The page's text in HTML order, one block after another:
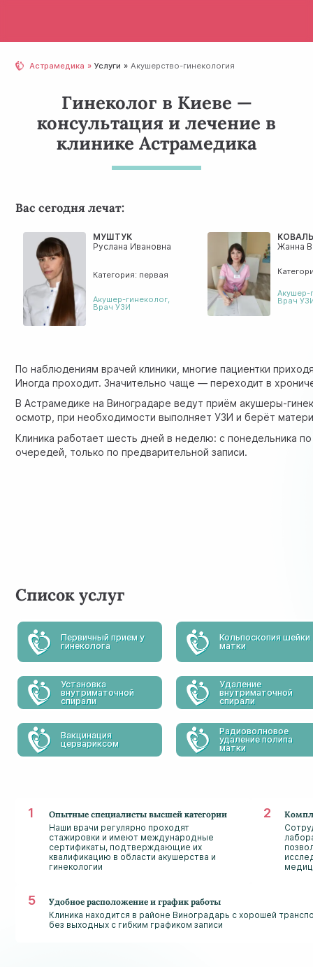
Астрамедика Услуги Акушерство-гинекология
Гинеколог в Киеве —
консультация и лечение в
клинике Астрамедика
Вас сегодня лечат:
МУШТУК
Руслана Ивановна
Категория: первая
Акушер-гинеколог,
Врач УЗИ
Жанна
Акушер-
Врач
По наблюдениям врачей клиники, многие пациентки
Иногда проходит. Значительно чаще — переходит в
В Астрамедике на Виноградаре ведут приём акушеры-
осмотр, при необходимости выполняет УЗИ и берёт
Клиника работает шесть дней в неделю: с понедельника
очередей, только по предварительной записи.
Список услуг
Первичный прием у
гинеколога
Кольпоскопия шейки
матки
Установка
внутриматочной
спирали
Удаление
внутриматочной
спирали
Вакцинация
цервариксом
Радиоволновое
удаление полипа
матки
Опытные специалисты высшей категории
Наши врачи регулярно проходят
стажировки и имеют международные
сертификаты, подтверждающие их
квалификацию в области акушерства и
гинекологии
Удобное расположение и график работы
Клиника находится в районе Виноградарь с хорошей
без выходных с гибким графиком записи